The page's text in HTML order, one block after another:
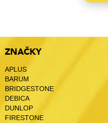
ZNAČKY
APLUS
BARUM
BRIDGESTONE
DEBICA
DUNLOP
FIRESTONE